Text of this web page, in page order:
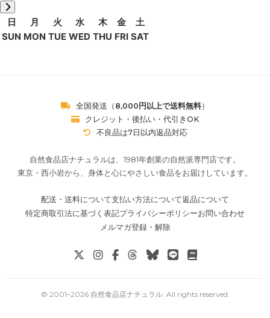
日
SUN
月
MON
火
TUE
水
WED
木
THU
金
FRI
土
SAT
全国発送（ 8,000円以上で送料無料）
クレジット・後払い・代引きOK
不良品は7日以内返品対応
自然食品店ナチュラルは、1981年創業の自然派専門店です。
東京・西小岩から、身体と心にやさしい食品をお届けしています。
配送・送料について支払い方法について返品について
特定商取引法に基づく表記プライバシーポリシーお問い合わせ
メルマガ登録・解除
© 2001–2026 自然食品店ナチュラル. All rights reserved.